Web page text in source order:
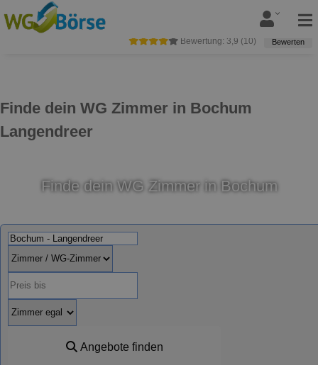
Finde dein WG Zimmer in Bochum
Langendreer
Bewertung: 3,9 (10 ) Bewerten
Finde dein WG Zimmer in Bochum
Angebote finden